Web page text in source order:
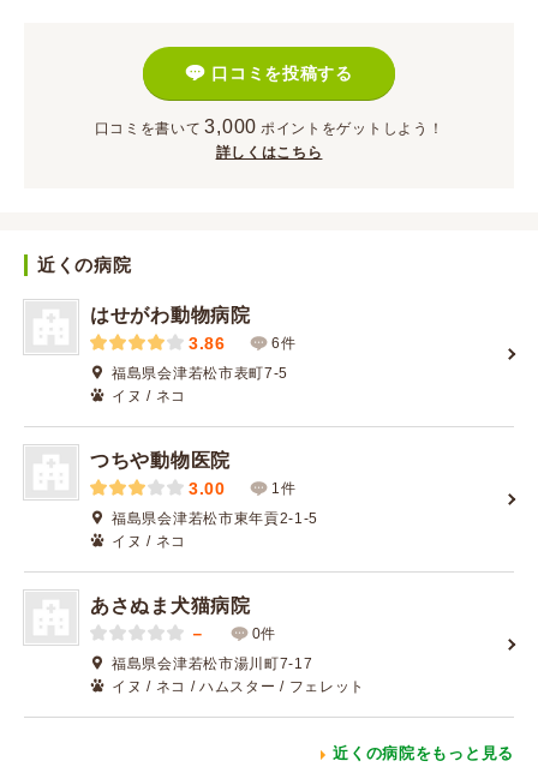
口コミを投稿する
口コミを書いて 3,000 ポイント をゲットしよう！
詳しくはこちら
近くの病院
はせがわ動物病院
3.86
6件
福島県会津若松市表町7-5
イヌ / ネコ
つちや動物医院
3.00
1件
福島県会津若松市東年貢2-1-5
イヌ / ネコ
あさぬま犬猫病院
－
0件
福島県会津若松市湯川町7-17
イヌ / ネコ / ハムスター / フェレット
近くの病院をもっと見る